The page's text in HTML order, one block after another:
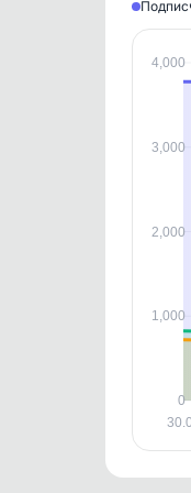
4,000
3,000
2,000
1,000
0